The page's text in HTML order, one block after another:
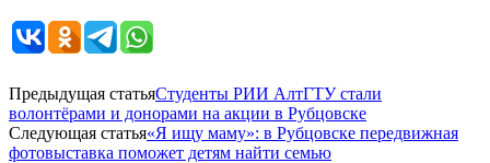
Предыдущая статьяСтуденты РИИ АлтГТУ стали
волонтёрами и донорами на акции в Рубцовске
Следующая статья«Я ищу маму»: в Рубцовске передвижная
фотовыставка поможет детям найти семью